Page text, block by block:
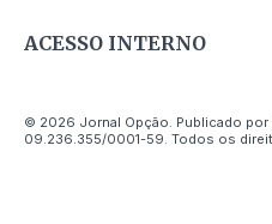
ACESSO INTERNO
© 2026 Jornal Opção. Publicado por
09.236.355/0001-59. Todos os